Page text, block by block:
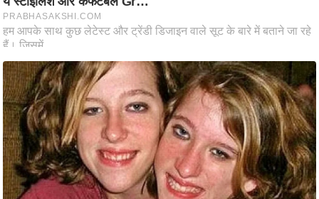
म
सा
यि
क
मा
तृ
भू
मि
स्तं